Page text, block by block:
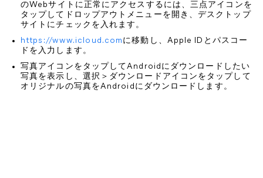
のWebサイトに正常にアクセスするには、三点アイコンを
タップしてドロップアウトメニューを開き、デスクトップ
サイトにチェックを入れます。
https://www.icloud.com に移動し、Apple IDとパスコー
ドを入力します。
写真アイコンをタップしてAndroidにダウンロードしたい
写真を表示し、選択＞ダウンロードアイコンをタップして
オリジナルの写真をAndroidにダウンロードします。